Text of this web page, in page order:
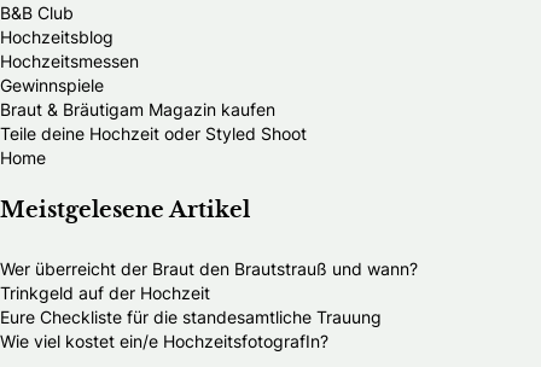
B&B Club
Hochzeitsblog
Hochzeitsmessen
Gewinnspiele
Braut & Bräutigam Magazin kaufen
Teile deine Hochzeit oder Styled Shoot
Home
Meistgelesene Artikel
Wer überreicht der Braut den Brautstrauß und wann?
Trinkgeld auf der Hochzeit
Eure Checkliste für die standesamtliche Trauung
Wie viel kostet ein/e HochzeitsfotografIn?